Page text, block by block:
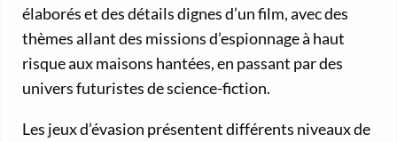
élaborés et des détails dignes d’un film, avec des
thèmes allant des missions d’espionnage à haut
risque aux maisons hantées, en passant par des
univers futuristes de science-fiction.
Les jeux d’évasion présentent différents niveaux de